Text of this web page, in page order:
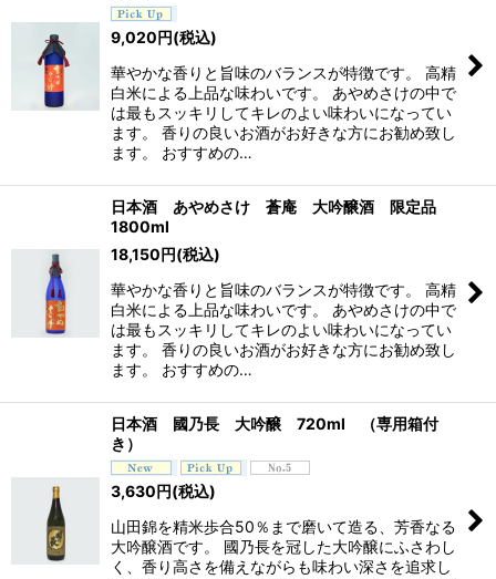
9,020円(税込)
華やかな香りと旨味のバランスが特徴です。 高精
白米による上品な味わいです。 あやめさけの中で
は最もスッキリしてキレのよい味わいになってい
ます。 香りの良いお酒がお好きな方にお勧め致し
ます。 おすすめの…
日本酒 あやめさけ 蒼庵 大吟醸酒 限定品
1800ml
18,150円(税込)
華やかな香りと旨味のバランスが特徴です。 高精
白米による上品な味わいです。 あやめさけの中で
は最もスッキリしてキレのよい味わいになってい
ます。 香りの良いお酒がお好きな方にお勧め致し
ます。 おすすめの…
日本酒 國乃長 大吟醸 720ml （専用箱付
き）
3,630円(税込)
山田錦を精米歩合50％まで磨いて造る、芳香なる
大吟醸酒です。 國乃長を冠した大吟醸にふさわし
く、香り高さを備えながらも味わい深さを追求し